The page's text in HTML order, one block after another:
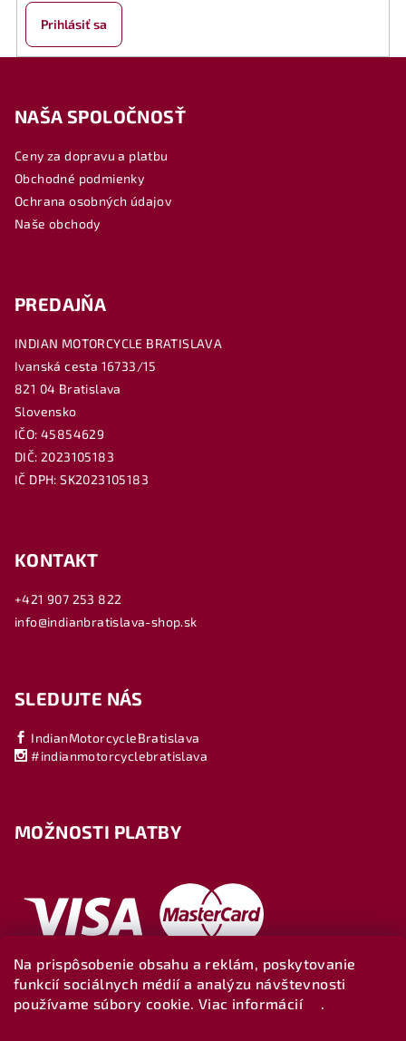
Na prispôsobenie obsahu a reklám, poskytovanie
funkcií sociálnych médií a analýzu návštevnosti
používame súbory cookie. Viac informácií
.
Prihlásiť sa
NAŠA SPOLOČNOSŤ
Ceny za dopravu a platbu
Obchodné podmienky
Ochrana osobných údajov
Naše obchody
PREDAJŇA
INDIAN MOTORCYCLE BRATISLAVA
Ivanská cesta 16733/15
821 04 Bratislava
Slovensko
IČO: 45854629
DIČ: 2023105183
IČ DPH: SK2023105183
KONTAKT
+421 907 253 822
info@indianbratislava-shop.sk
SLEDUJTE NÁS
IndianMotorcycleBratislava
#indianmotorcyclebratislava
MOŽNOSTI PLATBY